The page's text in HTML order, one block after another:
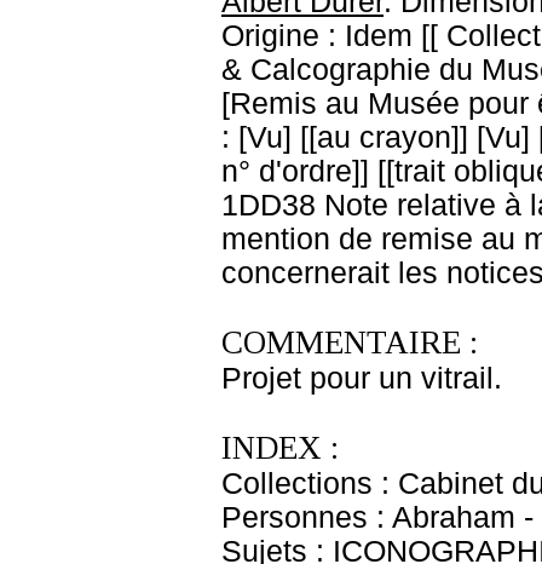
Origine : Idem [[
& Calcographie du
[Remis au Musée
: [Vu] [[au crayon]]
n° d'ordre]] [[trait
1DD38 Note relative à
mention de remise au
concernerait les
COMMENTAIRE :
Projet pour un vitrail.
INDEX :
Collections : Cabinet
Personnes : Abraham
Sujets :